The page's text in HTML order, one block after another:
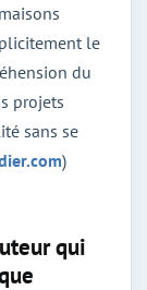
le
du
projets
sans se
)
qui